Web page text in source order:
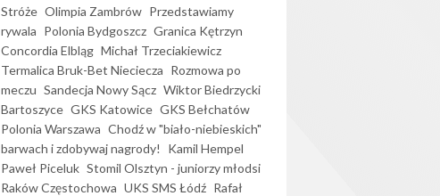
Stróże Olimpia Zambrów Przedstawiamy
rywala Polonia Bydgoszcz Granica Kętrzyn
Concordia Elbląg Michał Trzeciakiewicz
Termalica Bruk-Bet Nieciecza Rozmowa po
meczu Sandecja Nowy Sącz Wiktor Biedrzycki
Bartoszyce GKS Katowice GKS Bełchatów
Polonia Warszawa Chodź w "biało-niebieskich"
barwach i zdobywaj nagrody!
Kamil Hempel
Paweł Piceluk Stomil Olsztyn - juniorzy młodsi
Raków Częstochowa UKS SMS Łódź Rafał